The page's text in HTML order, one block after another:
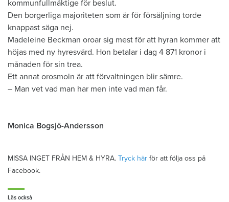
kommunfullmäktige för beslut.
Den borgerliga majoriteten som är för försäljning torde
knappast säga nej.
Madeleine Beckman oroar sig mest för att hyran kommer att
höjas med ny hyresvärd. Hon betalar i dag 4 871 kronor i
månaden för sin trea.
Ett annat orosmoln är att förvaltningen blir sämre.
– Man vet vad man har men inte vad man får.
Monica Bogsjö-Andersson
MISSA INGET FRÅN HEM & HYRA. Tryck här för att följa oss på
Facebook.
Läs också